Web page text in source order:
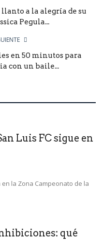
a la alegría de su
Pegula...
en 50 minutos para
con un baile...
Luis FC sigue en
la Zona Campeonato de la
qué